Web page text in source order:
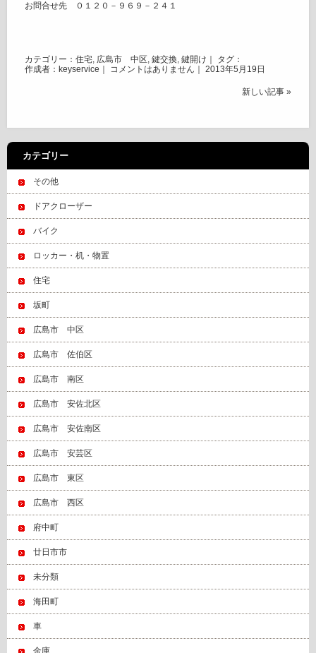
お問合せ先 ０１２０－９６９－２４１
カテゴリー： 住宅, 広島市 中区, 鍵交換, 鍵開け ｜ タグ：
作成者：keyservice｜ コメントはありません ｜ 2013年5月19日
新しい記事 »
カテゴリー
その他
ドアクローザー
バイク
ロッカー・机・物置
住宅
坂町
広島市 中区
広島市 佐伯区
広島市 南区
広島市 安佐北区
広島市 安佐南区
広島市 安芸区
広島市 東区
広島市 西区
府中町
廿日市市
未分類
海田町
車
金庫